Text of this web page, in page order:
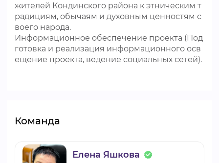
жителей Кондинского района к этническим т
радициям, обычаям и духовным ценностям с
воего народа.
Информационное обеспечение проекта (Под
готовка и реализация информационного осв
ещение проекта, ведение социальных сетей).
Команда
Елена Яшкова